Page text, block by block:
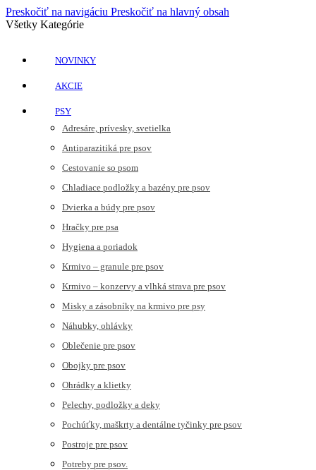
Preskočiť na navigáciu Preskočiť na hlavný obsah
Všetky Kategórie
NOVINKY
AKCIE
PSY
Adresáre, prívesky, svetielka
Antiparazitiká pre psov
Cestovanie so psom
Chladiace podložky a bazény pre psov
Dvierka a búdy pre psov
Hračky pre psa
Hygiena a poriadok
Krmivo – granule pre psov
Krmivo – konzervy a vlhká strava pre psov
Misky a zásobníky na krmivo pre psy
Náhubky, ohlávky
Oblečenie pre psov
Obojky pre psov
Ohrádky a klietky
Pelechy, podložky a deky
Pochúťky, maškrty a dentálne tyčinky pre psov
Postroje pre psov
Potreby pre psov.